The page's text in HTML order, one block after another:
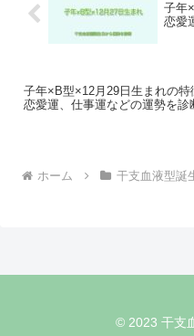
子年
恋愛
子年×B型×12月29日生まれの特
恋愛運、仕事運などの運勢を診
ホーム 干支血液型誕
© 2023 干支